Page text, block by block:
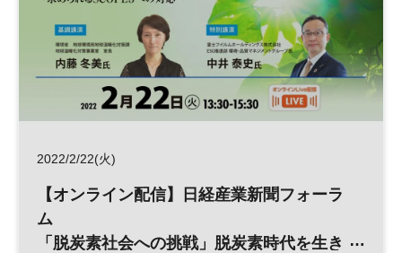
2022/2/22(火)
【オンライン配信】日経産業新聞フォーラ
ム
「脱炭素社会への挑戦」脱炭素時代を生き